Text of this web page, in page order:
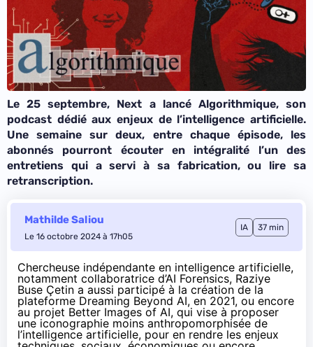
Le 25 septembre, Next a lancé Algorithmique, son
podcast dédié aux enjeux de l’intelligence artificielle.
Une semaine sur deux, entre chaque épisode, les
abonnés pourront écouter en intégralité l’un des
entretiens qui a servi à sa fabrication, ou lire sa
retranscription.
Mathilde Saliou
Le 16 octobre 2024 à 17h05
IA 37 min
Chercheuse indépendante en intelligence artificielle,
notamment collaboratrice d’AI Forensics, Raziye
Buse Çetin a aussi participé à la création de la
plateforme Dreaming Beyond AI, en 2021, ou encore
au projet Better Images of AI, qui vise à proposer
une iconographie moins anthropomorphisée de
l’intelligence artificielle, pour en rendre les enjeux